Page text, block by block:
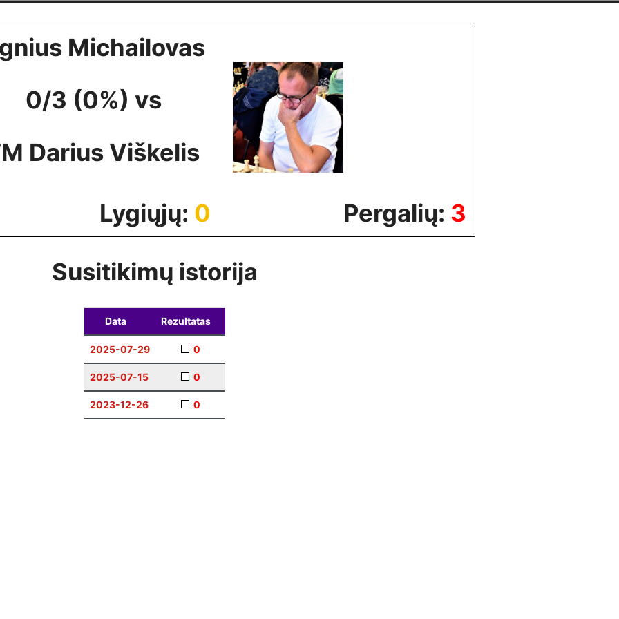
Michailovas
0/3 (0%) vs
Darius Viškelis
Lygiųjų: 0 Pergalių: 3
Susitikimų istorija
Data Rezultatas
2025-07-29 0
2025-07-15 0
2023-12-26 0